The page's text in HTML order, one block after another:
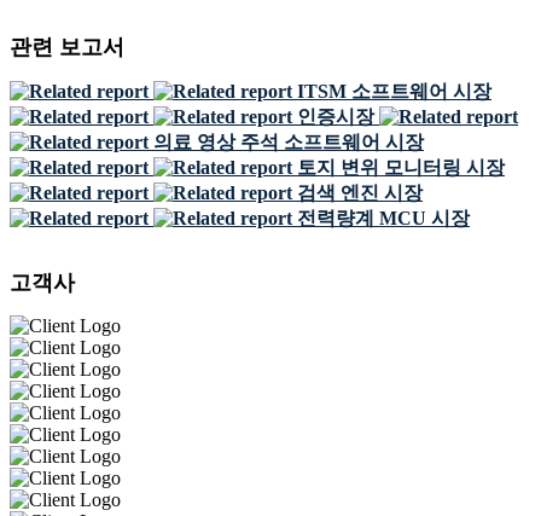
관련 보고서
ITSM 소프트웨어 시장
인증시장
의료 영상 주석 소프트웨어 시장
토지 변위 모니터링 시장
검색 엔진 시장
전력량계 MCU 시장
고객사